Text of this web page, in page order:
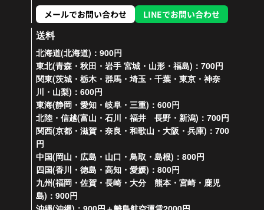
メールでお問い合わせ
LINEでお問い合わせ
送料
北海道(北海道)：900円
東北(青森・秋田・岩手 宮城・山形・福島)：700円
関東(茨城・栃木・群馬・埼玉・千葉・東京・神奈
川・山梨)：600円
東海(静岡・愛知・岐阜・三重)：600円
北陸・信越(富山・石川・福井 長野・新潟)：700円
関西(京都・滋賀・奈良・和歌山・大阪・兵庫)：700
円
中国(岡山・広島・山口・鳥取・島根)：800円
四国(香川・徳島・高知・愛媛)：800円
九州(福岡・佐賀・長崎・大分 熊本・宮崎・鹿児
島)：900円